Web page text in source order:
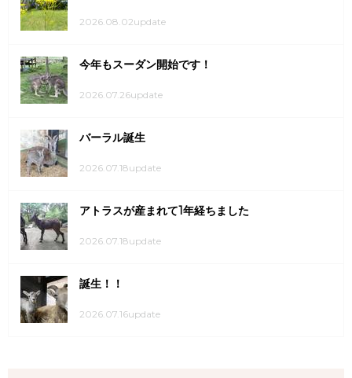
2026.08.02update
今年もスーダン開始です！
2026.07.26update
バーラル誕生
2026.07.18update
アトラスが産まれて1年経ちました
2026.07.18update
誕生！！
2026.07.16update